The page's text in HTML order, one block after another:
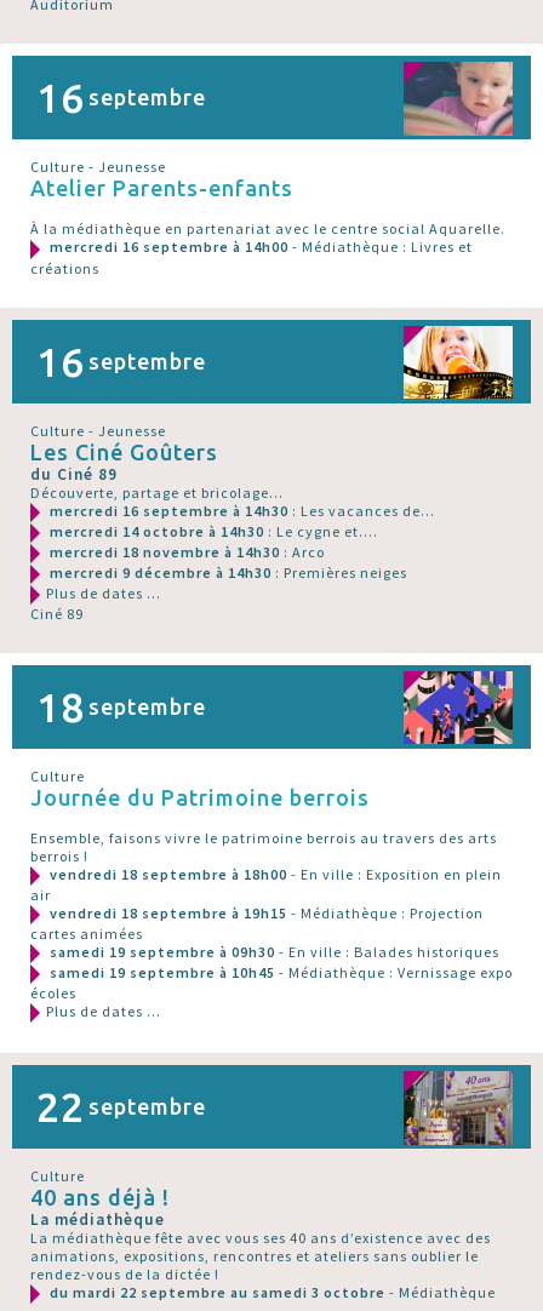
Auditorium
16 septembre
Culture - Jeunesse
Atelier Parents-enfants
À la médiathèque en partenariat avec le centre social Aquarelle.
mercredi 16 septembre à 14h00 - Médiathèque : Livres et
créations
16 septembre
Culture - Jeunesse
Les Ciné Goûters
du Ciné 89
Découverte, partage et bricolage...
mercredi 16 septembre à 14h30 : Les vacances de...
mercredi 14 octobre à 14h30 : Le cygne et....
mercredi 18 novembre à 14h30 : Arco
mercredi 9 décembre à 14h30 : Premières neiges
Plus de dates ...
Ciné 89
18 septembre
Culture
Journée du Patrimoine berrois
Ensemble, faisons vivre le patrimoine berrois au travers des arts
berrois !
vendredi 18 septembre à 18h00 - En ville : Exposition en plein
air
vendredi 18 septembre à 19h15 - Médiathèque : Projection
cartes animées
samedi 19 septembre à 09h30 - En ville : Balades historiques
samedi 19 septembre à 10h45 - Médiathèque : Vernissage expo
écoles
Plus de dates ...
22 septembre
Culture
40 ans déjà !
La médiathèque
La médiathèque fête avec vous ses 40 ans d’existence avec des
animations, expositions, rencontres et ateliers sans oublier le
rendez-vous de la dictée !
du mardi 22 septembre au samedi 3 octobre - Médiathèque